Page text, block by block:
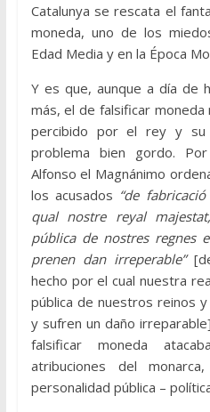
Catalunya se rescata el
moneda, uno de los
Edad Media y en la Época
Y es que, aunque a día de
más, el de falsificar
percibido por el rey y su
problema bien gordo.
Alfonso el Magnánimo
los acusados “de
qual nostre reyal
pública de nostres regnes
prenen dan irreperable”
hecho por el cual nuestra
pública de nuestros reinos
y sufren un daño
falsificar moneda
atribuciones del
personalidad pública –